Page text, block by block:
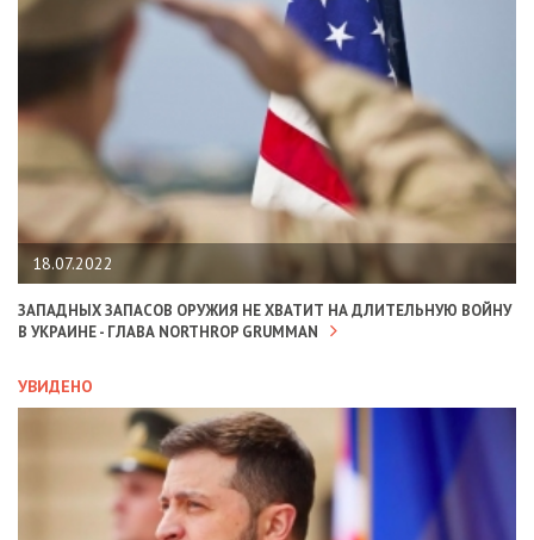
18.07.2022
ЗАПАДНЫХ ЗАПАСОВ ОРУЖИЯ НЕ ХВАТИТ НА ДЛИТЕЛЬНУЮ ВОЙНУ
В УКРАИНЕ - ГЛАВА NORTHROP GRUMMAN
УВИДЕНО